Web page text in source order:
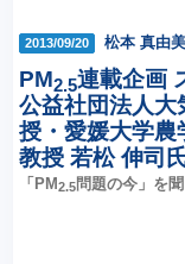
2013/09/20 松本 真由美
PM2.5連載企画
公益社団法人大
授・愛媛大学農
教授 若松 伸司
「PM2.5問題の今」を聞